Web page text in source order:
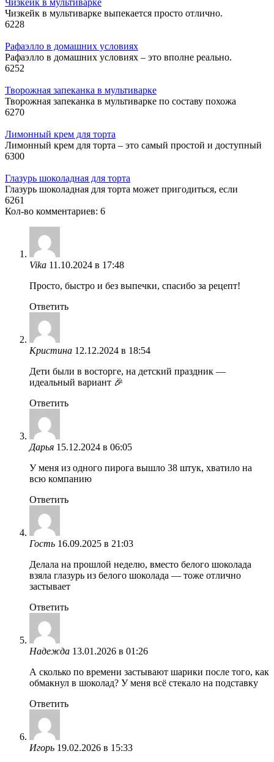
Чизкейк в мультиварке выпекается просто отлично.
6228
Рафаэлло в домашних условиях
Рафаэлло в домашних условиях – это вполне реально.
6252
Творожная запеканка в мультиварке
Творожная запеканка в мультиварке по составу похожа
6270
Лимонный крем для торта
Лимонный крем для торта – это самый простой и доступный
6300
Глазурь шоколадная для торта
Глазурь шоколадная для торта может пригодиться, если
6261
Кол-во комментариев: 6
Vika 11.10.2024 в 17:48
Просто, быстро и без выпечки, спасибо за рецепт!
Ответить
Кристина 12.12.2024 в 18:54
Дети были в восторге, на детский праздник —
идеальный вариант 🎉
Ответить
Дарья 15.12.2024 в 06:05
У меня из одного пирога вышло 38 штук, хватило на
всю компанию
Ответить
Гость 16.09.2025 в 21:03
Делала на прошлой неделю, вместо белого шоколада
взяла глазурь из белого шоколада — тоже отлично
застывает
Ответить
Надежда 13.01.2026 в 01:26
А сколько по времени застывают шарики после того, как
обмакнул в шоколад? У меня всё стекало на подставку
Ответить
Игорь 19.02.2026 в 15:33